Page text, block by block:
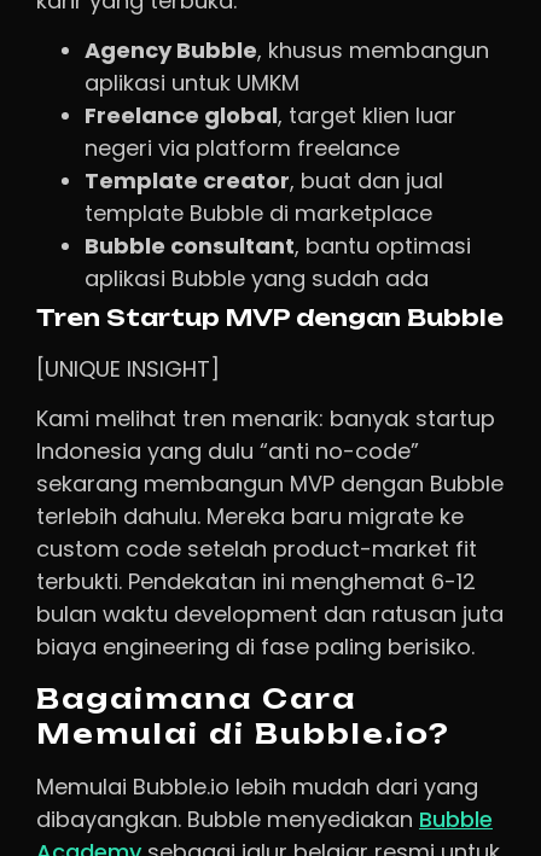
Agency Bubble, khusus membangun
aplikasi untuk UMKM
Freelance global, target klien luar
negeri via platform freelance
Template creator, buat dan jual
template Bubble di marketplace
Bubble consultant, bantu optimasi
aplikasi Bubble yang sudah ada
Tren Startup MVP dengan Bubble
[UNIQUE INSIGHT]
Kami melihat tren menarik: banyak startup
Indonesia yang dulu “anti no-code”
sekarang membangun MVP dengan Bubble
terlebih dahulu. Mereka baru migrate ke
custom code setelah product-market fit
terbukti. Pendekatan ini menghemat 6-12
bulan waktu development dan ratusan juta
biaya engineering di fase paling berisiko.
Bagaimana Cara
Memulai di Bubble.io?
Memulai Bubble.io lebih mudah dari yang
dibayangkan. Bubble menyediakan Bubble